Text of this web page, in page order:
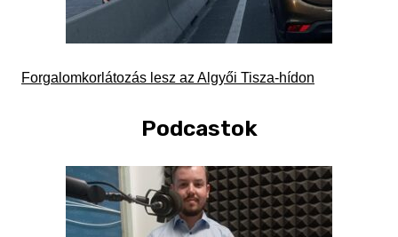
Forgalomkorlátozás lesz az Algyői Tisza-hídon
Podcastok